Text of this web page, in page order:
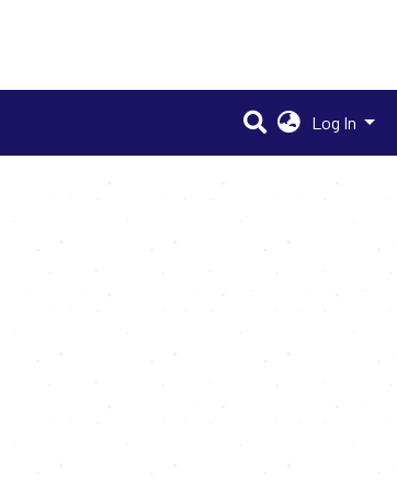
Log In